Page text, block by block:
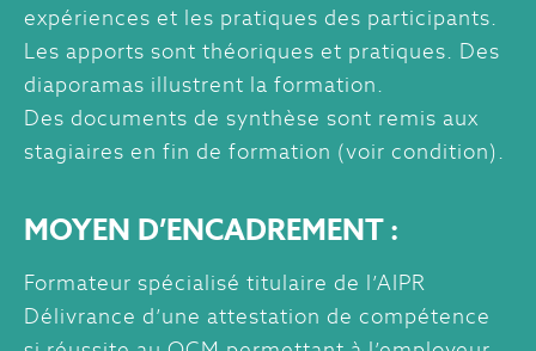
expériences et les pratiques des participants.
Les apports sont théoriques et pratiques. Des
diaporamas illustrent la formation.
Des documents de synthèse sont remis aux
stagiaires en fin de formation (voir condition).
MOYEN D’ENCADREMENT :
Formateur spécialisé titulaire de l’AIPR
Délivrance d’une attestation de compétence